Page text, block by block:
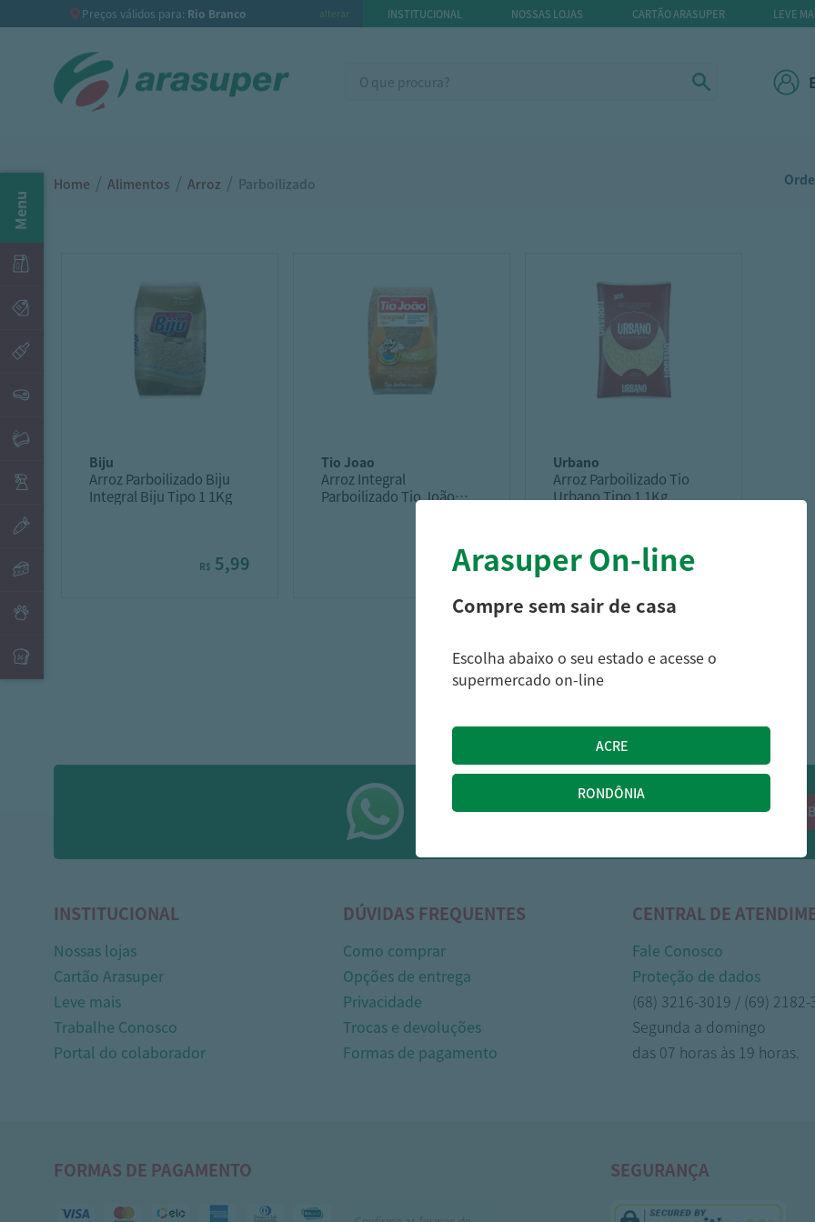
Preços válidos para: Rio Branco alterar INSTITUCIONAL NOSSAS LOJAS CARTÃO ARASUPER LEVE
Menu
Home / Alimentos / Arroz / Parboilizado
biju
Arroz Parboilizado Biju
Integral Biju Tipo 1 1Kg
R$ 5,99
tio joao
Arroz Integral
Parboilizado Tio João
2,99
urbano
Arroz Parboilizado Tio
Urbano Tipo 1 1Kg
4,99
OFERTAS NO WHATSAPP:
Siga nossos canais oficiais de ofertas no
INSTITUCIONAL
Nossas lojas
Cartão Arasuper
Leve mais
Trabalhe Conosco
Portal do colaborador
DÚVIDAS FREQUENTES
Como comprar
Opções de entrega
Privacidade
Trocas e devoluções
Formas de pagamento
CENTRAL DE
Fale Conosco
Proteção de dados
(68) 3216-3019 / (69) 2182-
Segunda a domingo
das 07 horas às 19 horas.
FORMAS DE PAGAMENTO SEGURANÇA
Arasuper On-line
Compre sem sair de casa
Escolha abaixo o seu estado e acesse o
supermercado on-line